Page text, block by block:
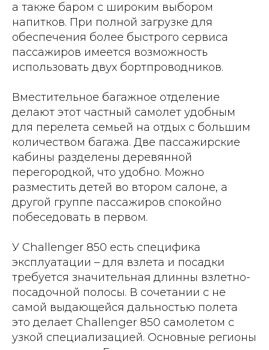
а также баром с широким выбором
напитков. При полной загрузке для
обеспечения более быстрого сервиса
пассажиров имеется возможность
использовать двух бортпроводников.
Вместительное багажное отделение
делают этот частный самолет удобным
для перелета семьей на отдых с большим
количеством багажа. Две пассажирские
кабины разделены деревянной
перегородкой, что удобно. Можно
разместить детей во втором салоне, а
другой группе пассажиров спокойно
побеседовать в первом.
У Challenger 850 есть специфика
эксплуатации – для взлета и посадки
требуется значительная длинны взлетно-
посадочной полосы. В сочетании с не
самой выдающейся дальностью полета
это делает Challenger 850 самолетом с
узкой специализацией. Основные регионы